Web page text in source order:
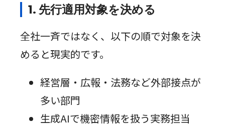
1. 先行適用対象を決める
全社一斉ではなく、以下の順で対象を決
めると現実的です。
経営層・広報・法務など外部接点が
多い部門
生成AIで機密情報を扱う実務担当